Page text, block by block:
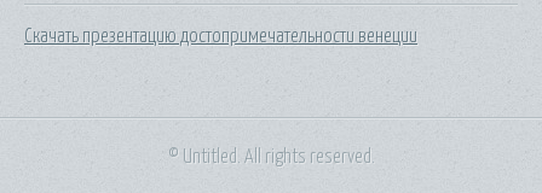
Скачать презентацию достопримечательности венеции
© Untitled. All rights reserved.